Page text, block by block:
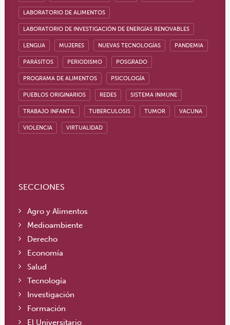
LABORATORIO DE ALIMENTOS
LABORATORIO DE INVESTIGACIÓN DE ENERGÍAS RENOVABLES
LENGUA MUJERES NUEVAS TECNOLOGÍAS PANDEMIA
PARÁSITOS PERIODISMO POSGRADO
PROGRAMA DE ALIMENTOS PSICOLOGÍA
PUEBLOS ORIGINARIOS REDES SISTEMA INMUNE
TRABAJO INFANTIL TUBERCULOSIS TUMOR VACUNA
VIOLENCIA VIRTUALIDAD
SECCIONES
Agro y Alimentos
Medioambiente
Derecho
Economía
Salud
Tecnología
Investigación
Formación
El Universitario